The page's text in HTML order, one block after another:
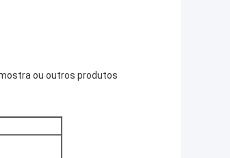
ou outros produtos